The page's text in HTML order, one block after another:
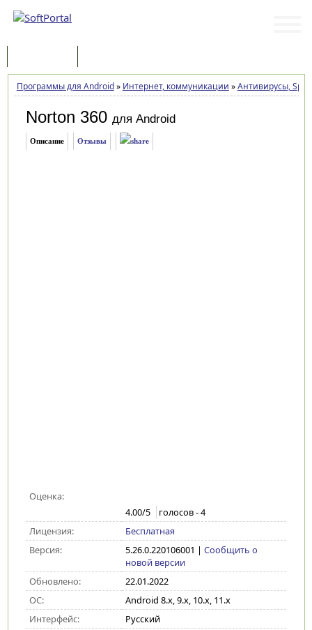
Программы для Android» Интернет, коммуникации »Антивирусы,
Norton 360 для Android
Описание Отзывы
Оценка:
4.00/5 голосов -4
Лицензия:
Бесплатная
Версия:
5.26.0.220106001 | Сообщить о
новой версии
Обновлено:
22.01.2022
ОС:
Android 8.x, 9.x, 10.x, 11.x
Интерфейс:
Русский